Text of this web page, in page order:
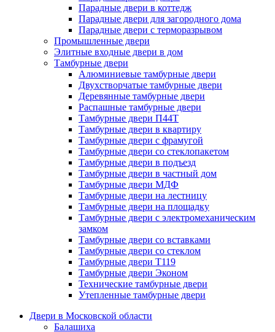
Парадные двери в коттедж
Парадные двери для загородного дома
Парадные двери с терморазрывом
Промышленные двери
Элитные входные двери в дом
Тамбурные двери
Алюминиевые тамбурные двери
Двухстворчатые тамбурные двери
Деревянные тамбурные двери
Распашные тамбурные двери
Тамбурные двери П44Т
Тамбурные двери в квартиру
Тамбурные двери с фрамугой
Тамбурные двери со стеклопакетом
Тамбурные двери в подъезд
Тамбурные двери в частный дом
Тамбурные двери МДФ
Тамбурные двери на лестницу
Тамбурные двери на площадку
Тамбурные двери с электромеханическим
замком
Тамбурные двери со вставками
Тамбурные двери со стеклом
Тамбурные двери Т119
Тамбурные двери Эконом
Технические тамбурные двери
Утепленные тамбурные двери
Двери в Московской области
Балашиха